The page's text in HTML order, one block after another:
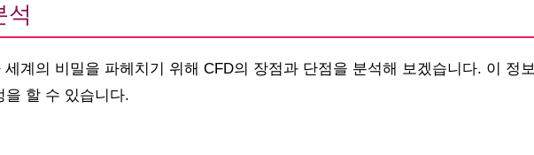
석
계의 비밀을 파헤치기 위해 CFD의 장점과 단점을 분석해 보겠습니다. 이 정보
을 할 수 있습니다.